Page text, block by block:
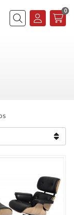
Buscar
0